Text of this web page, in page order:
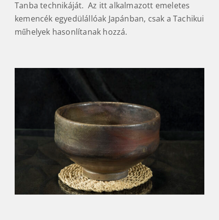
Tanba technikáját. Az itt alkalmazott emeletes
kemencék egyedülállóak Japánban, csak a Tachikui
műhelyek hasonlítanak hozzá.